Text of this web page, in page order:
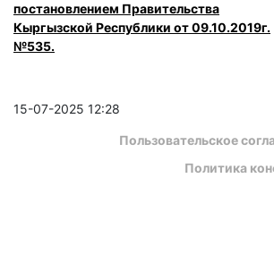
постановлением Правительства
Кыргызской Республики от 09.10.2019г.
№535.
15-07-2025 12:28
Пользовательское
Политика